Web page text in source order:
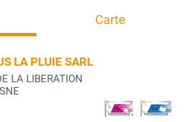
Carte
LA PLUIE SARL
LA LIBERATION